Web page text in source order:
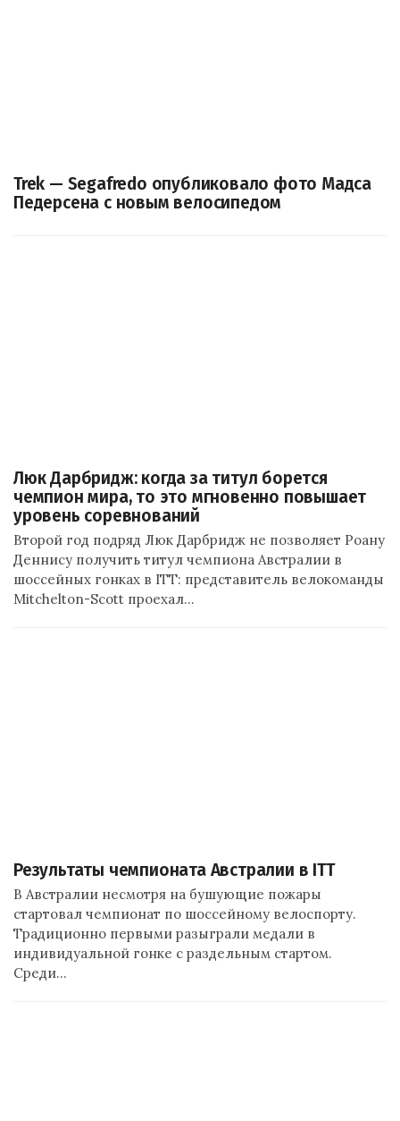
Trek — Segafredo опубликовало фото Мадса
Педерсена с новым велосипедом
Люк Дарбридж: когда за титул борется
чемпион мира, то это мгновенно повышает
уровень соревнований
Второй год подряд Люк Дарбридж не позволяет Роану
Деннису получить титул чемпиона Австралии в
шоссейных гонках в ITT: представитель велокоманды
Mitchelton-Scott проехал…
Результаты чемпионата Австралии в ITT
В Австралии несмотря на бушующие пожары
стартовал чемпионат по шоссейному велоспорту.
Традиционно первыми разыграли медали в
индивидуальной гонке с раздельным стартом.
Среди…